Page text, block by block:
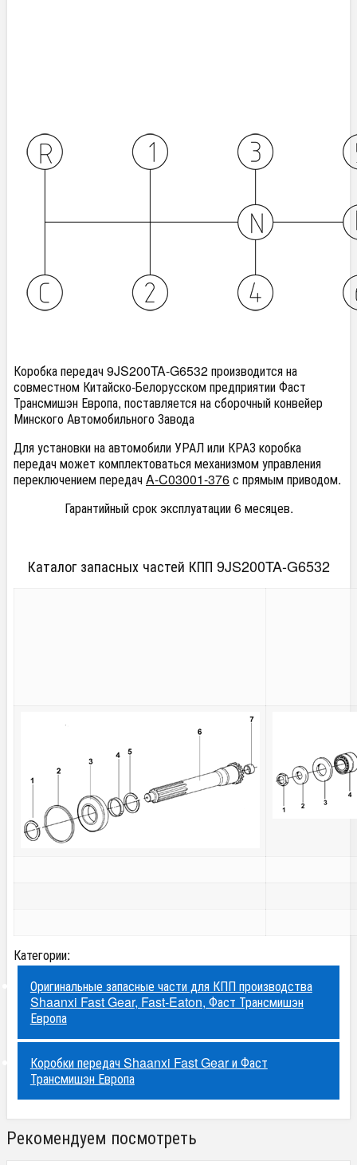
Коробка передач 9JS200TA-G6532 производится на
совместном Китайско-Белорусском предприятии Фаст
Трансмишэн Европа, поставляется на сборочный конвейер
Минского Автомобильного Завода
Для установки на автомобили УРАЛ или КРАЗ коробка
передач может комплектоваться механизмом управления
переключением передачA-C03001-376с прямым приводом.
Гарантийный срок эксплуатации 6 месяцев.
Каталог запасных частей КПП 9JS200TA-G6532
Категории:
Оригинальные запасные части для КПП производства
Shaanxi Fast Gear, Fast-Eaton, Фаст Трансмишэн
Европа
Коробки передач Shaanxi Fast Gear и Фаст
Трансмишэн Европа
Рекомендуем посмотреть